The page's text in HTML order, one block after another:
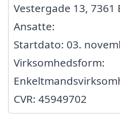
Vestergade 13, 7361
Ansatte:
Startdato: 03.
Virksomhedsform:
CVR: 45949702